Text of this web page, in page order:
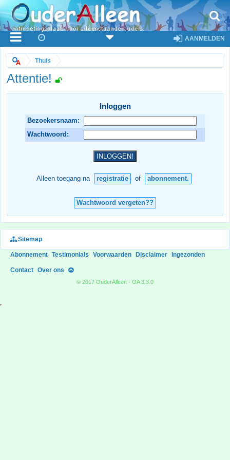
AANMELDEN
Thuis
Attentie!
Inloggen
Bezoekersnaam:
Wachtwoord:
Alleen toegang na registratie of abonnement.
Wachtwoord vergeten??
Sitemap
Abonnement Testimonials Voorwaarden Disclaimer Ingezonden
Contact Over ons
© 2017 OuderAlleen - OA 3.3.0